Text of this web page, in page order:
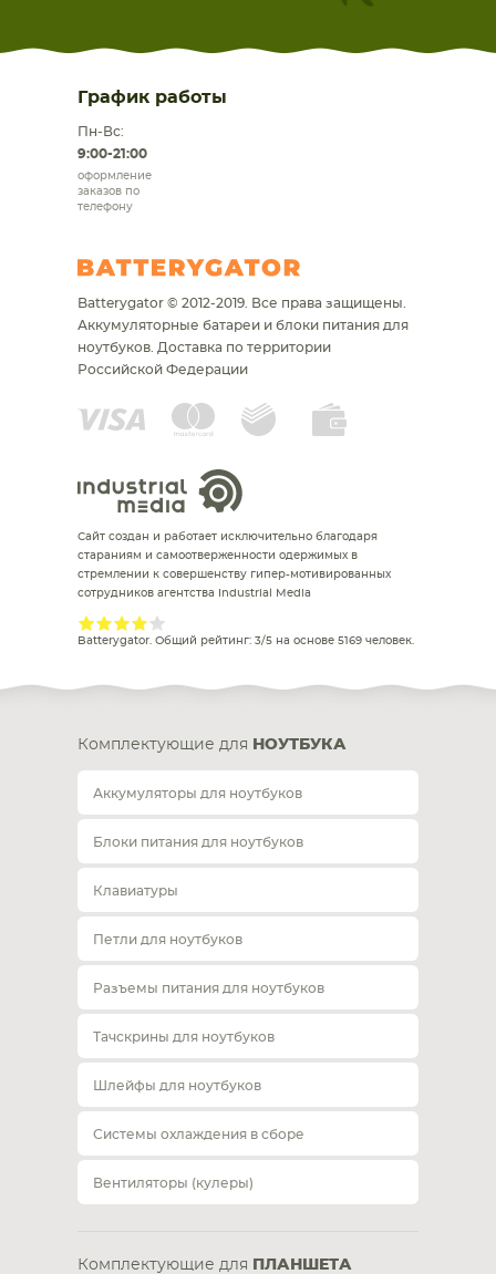
График работы
Пн-Вс:
9:00-21:00
оформление
заказов по
телефону
Batterygator © 2012-2019. Все права защищены.
Аккумуляторные батареи и блоки питания для
ноутбуков. Доставка по территории
Российской Федерации
Сайт создан и работает исключительно благодаря
стараниям и самоотверженности одержимых в
стремлении к совершенству гипер-мотивированных
сотрудников агентства Industrial Media
Batterygator. Общий рейтинг: 3/5 на основе 5169 человек.
Комплектующие для НОУТБУКА
Аккумуляторы для ноутбуков
Блоки питания для ноутбуков
Клавиатуры
Петли для ноутбуков
Разъемы питания для ноутбуков
Тачскрины для ноутбуков
Шлейфы для ноутбуков
Системы охлаждения в сборе
Вентиляторы (кулеры)
Комплектующие для ПЛАНШЕТА